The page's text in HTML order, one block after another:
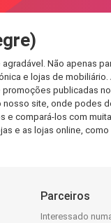
Não apenas
e lojas de
publicadas
site, onde podes
compará-los com
e as lojas online,
Parceiros
Interessado